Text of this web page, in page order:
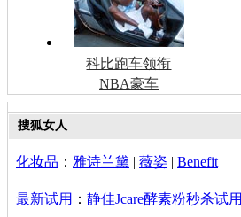
科比跑车领衔
NBA豪车
搜狐女人
化妆品 ： 雅诗兰黛 | 薇姿 | Benefit
最新试用 ： 静佳Jcare酵素粉秒杀试用